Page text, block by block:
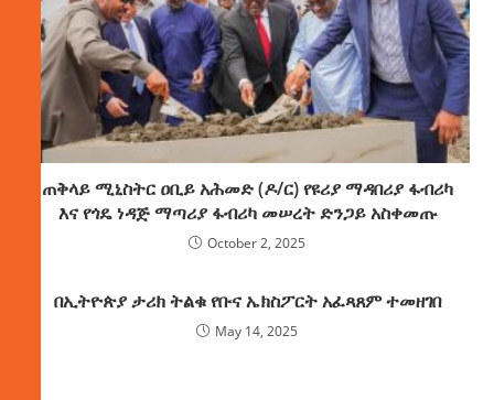
ጠቅላይ ሚኒስትር ዐቢይ አሕመድ (ዶ/ር) የዩሪያ ማዳበሪያ ፋብሪካ
እና የጎዴ ነዳጅ ማጣሪያ ፋብሪካ መሠረት ድንጋይ አስቀመጡ
October 2, 2025
በኢትዮጵያ ታሪክ ትልቁ የቡና ኤክስፖርት አፈጻጸም ተመዘገበ
May 14, 2025